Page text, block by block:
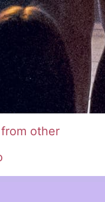
other